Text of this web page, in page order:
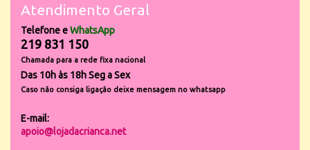
Atendimento Geral
Telefone eWhatsApp
219 831 150
Chamada para a rede fixa nacional
Das 10h às 18h Seg a Sex
Caso não consiga ligação deixe mensagem no whatsapp
E-mail:
apoio@lojadacrianca.net